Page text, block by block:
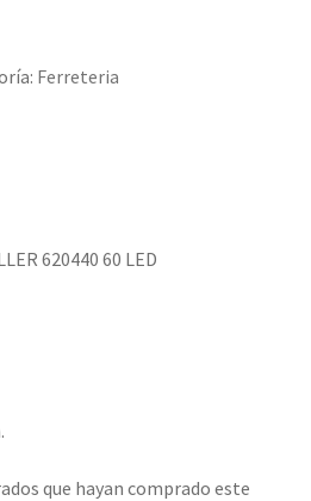
Ferreteria
620440 60 LED
que hayan comprado este